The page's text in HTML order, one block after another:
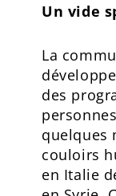
Un vide
La
des
quelques
couloirs
en Italie